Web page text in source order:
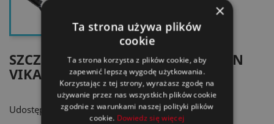
SZCZOTKA DO TAPICERKI I TKANIN
VIKAN
Udostępnij
×
Ta strona używa plików
cookie
Ta strona korzysta z plików cookie, aby
zapewnić lepszą wygodę użytkowania.
Korzystając z tej strony, wyrażasz zgodę na
używanie przez nas wszystkich plików cookie
zgodnie z warunkami naszej polityki plików
cookie. Dowiedz się więcej